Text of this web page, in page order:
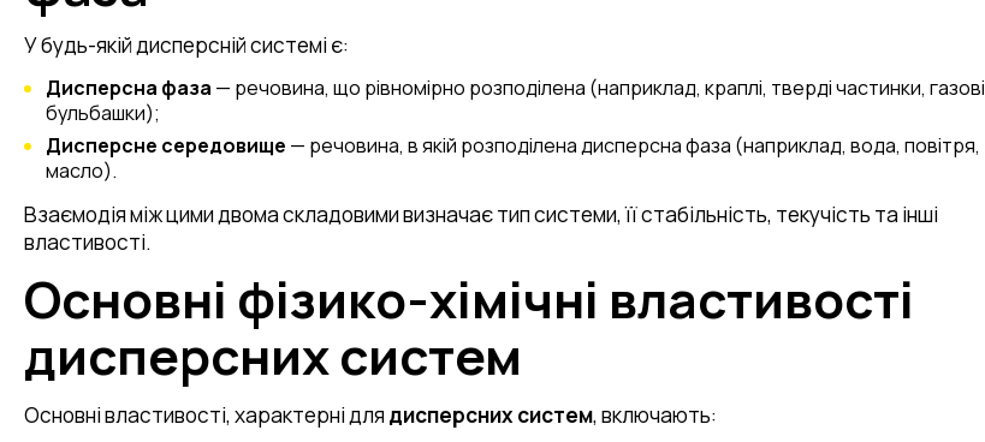
У будь-якій дисперсній системі є:
Дисперсна фаза — речовина, що рівномірно розподілена (наприклад, краплі, тверді частинки, газові
бульбашки);
Дисперсне середовище — речовина, в якій розподілена дисперсна фаза (наприклад, вода, повітря,
масло).
Взаємодія між цими двома складовими визначає тип системи, її стабільність, текучість та інші
властивості.
Основні фізико-хімічні властивості
дисперсних систем
Основні властивості, характерні для дисперсних систем, включають: